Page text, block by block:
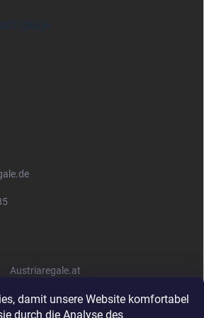
damit unsere Website komfortabel
durch die Analyse des
Austriaregale.at